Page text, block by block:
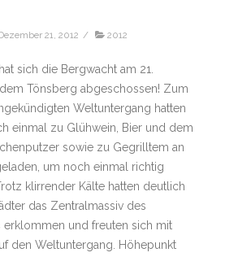
21, 2012 / 2012
sich die Bergwacht am 21.
Tönsberg abgeschossen! Zum
Weltuntergang hatten
einmal zu Glühwein, Bier und dem
sowie zu Gegrilltem an
um noch einmal richtig
klirrender Kälte hatten deutlich
das Zentralmassiv des
erklommen und freuten sich mit
den Weltuntergang. Höhepunkt